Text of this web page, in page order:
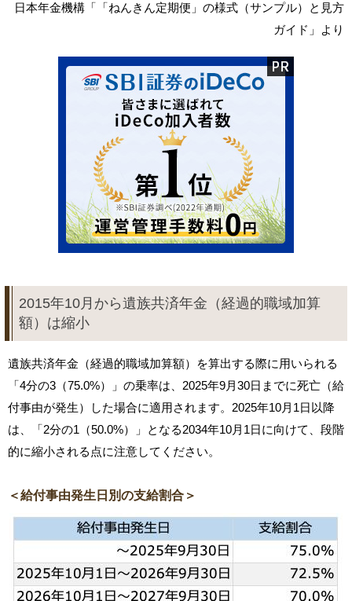
日本年金機構「「ねんきん定期便」の様式（サンプル）と見方
ガイド」より
2015年10月から遺族共済年金（経過的職域加算
額）は縮小
遺族共済年金（経過的職域加算額）を算出する際に用いられる
「4分の3（75.0%）」の乗率は、2025年9月30日までに死亡（給
付事由が発生）した場合に適用されます。2025年10月1日以降
は、「2分の1（50.0%）」となる2034年10月1日に向けて、段階
的に縮小される点に注意してください。
＜給付事由発生日別の支給割合＞